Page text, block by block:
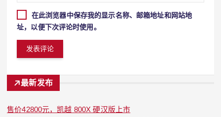
在此浏览器中保存我的显示名称、邮箱地址和网站地
址，以便下次评论时使用。
最新发布
售价42800元，凯越 800X 硬汉版上市